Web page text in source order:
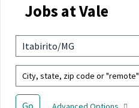
Jobs at Vale
Itabirito/MG
City, state, zip code or "remote"
Go